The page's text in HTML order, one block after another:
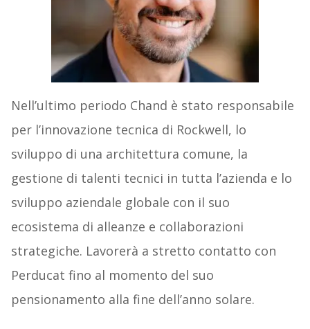
Nell’ultimo periodo Chand è stato responsabile
per l’innovazione tecnica di Rockwell, lo
sviluppo di una architettura comune, la
gestione di talenti tecnici in tutta l’azienda e lo
sviluppo aziendale globale con il suo
ecosistema di alleanze e collaborazioni
strategiche. Lavorerà a stretto contatto con
Perducat fino al momento del suo
pensionamento alla fine dell’anno solare.